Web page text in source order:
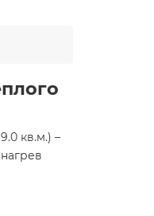
кв.м.) –